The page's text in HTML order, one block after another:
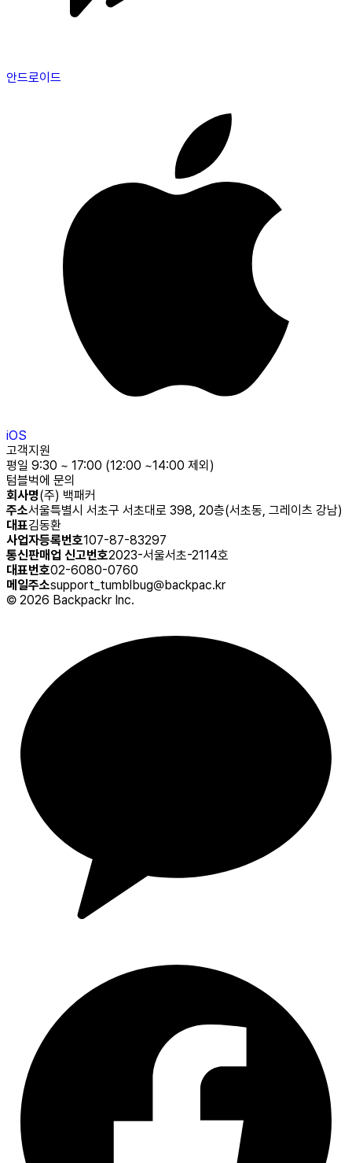
안드로이드
iOS
고객지원
평일 9:30 ~ 17:00 (12:00 ~14:00 제외)
텀블벅에 문의
회사명(주) 백패커
주소서울특별시 서초구 서초대로 398, 20층(서초동, 그레이츠 강남)
대표김동환
사업자등록번호107-87-83297
통신판매업 신고번호2023-서울서초-2114호
대표번호02-6080-0760
메일주소support_tumblbug@backpac.kr
© 2026 Backpackr Inc.